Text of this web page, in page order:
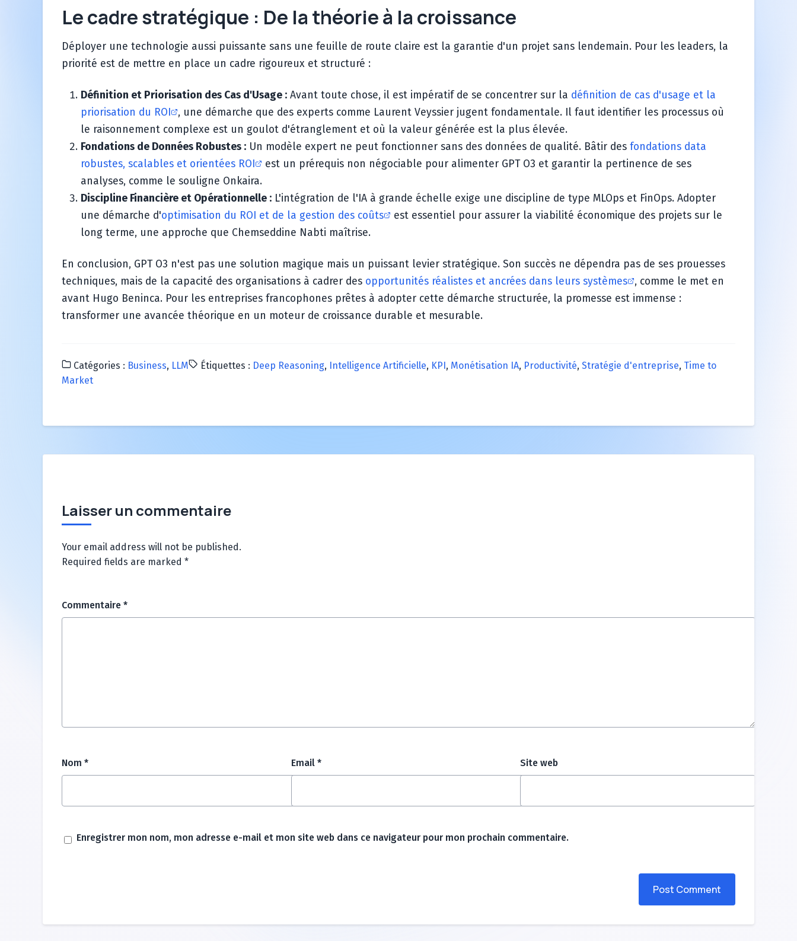
Le cadre stratégique : De la théorie à la croissance
Déployer une technologie aussi puissante sans une feuille de route claire est la garantie d'un projet sans lendemain. Pour les leaders, la
priorité est de mettre en place un cadre rigoureux et structuré :
Définition et Priorisation des Cas d'Usage : Avant toute chose, il est impératif de se concentrer sur la définition de cas d'usage et la
priorisation du ROI
, une démarche que des experts comme Laurent Veyssier jugent fondamentale. Il faut identifier les processus où
le raisonnement complexe est un goulot d'étranglement et où la valeur générée est la plus élevée.
Fondations de Données Robustes : Un modèle expert ne peut fonctionner sans des données de qualité. Bâtir des fondations data
robustes, scalables et orientées ROI
est un prérequis non négociable pour alimenter GPT O3 et garantir la pertinence de ses
analyses, comme le souligne Onkaira.
Discipline Financière et Opérationnelle : L'intégration de l'IA à grande échelle exige une discipline de type MLOps et FinOps. Adopter
une démarche d'optimisation du ROI et de la gestion des coûts
est essentiel pour assurer la viabilité économique des projets sur le
long terme, une approche que Chemseddine Nabti maîtrise.
En conclusion, GPT O3 n'est pas une solution magique mais un puissant levier stratégique. Son succès ne dépendra pas de ses prouesses
techniques, mais de la capacité des organisations à cadrer des opportunités réalistes et ancrées dans leurs systèmes
, comme le met en
avant Hugo Beninca. Pour les entreprises francophones prêtes à adopter cette démarche structurée, la promesse est immense :
transformer une avancée théorique en un moteur de croissance durable et mesurable.
Catégories : Business, LLM Étiquettes : Deep Reasoning, Intelligence Artificielle, KPI, Monétisation IA, Productivité, Stratégie d'entreprise, Time to
Market
Laisser un commentaire
Your email address will not be published.
Required fields are marked *
Commentaire *
Nom * Email * Site web
Enregistrer mon nom, mon adresse e-mail et mon site web dans ce navigateur pour mon prochain commentaire.
Post Comment